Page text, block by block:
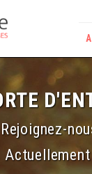
Rejoignez-